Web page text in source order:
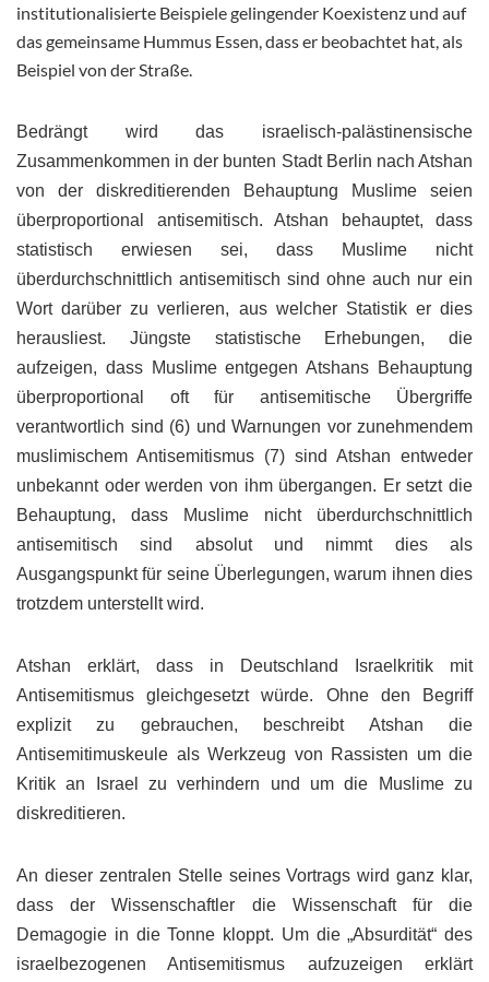
institutionalisierte Beispiele gelingender Koexistenz und auf
das gemeinsame Hummus Essen, dass er beobachtet hat, als
Beispiel von der Straße.
Bedrängt wird das israelisch-palästinensische
Zusammenkommen in der bunten Stadt Berlin nach Atshan
von der diskreditierenden Behauptung Muslime seien
überproportional antisemitisch. Atshan behauptet, dass
statistisch erwiesen sei, dass Muslime nicht
überdurchschnittlich antisemitisch sind ohne auch nur ein
Wort darüber zu verlieren, aus welcher Statistik er dies
herausliest. Jüngste statistische Erhebungen, die
aufzeigen, dass Muslime entgegen Atshans Behauptung
überproportional oft für antisemitische Übergriffe
verantwortlich sind (6) und Warnungen vor zunehmendem
muslimischem Antisemitismus (7) sind Atshan entweder
unbekannt oder werden von ihm übergangen. Er setzt die
Behauptung, dass Muslime nicht überdurchschnittlich
antisemitisch sind absolut und nimmt dies als
Ausgangspunkt für seine Überlegungen, warum ihnen dies
trotzdem unterstellt wird.
Atshan erklärt, dass in Deutschland Israelkritik mit
Antisemitismus gleichgesetzt würde. Ohne den Begriff
explizit zu gebrauchen, beschreibt Atshan die
Antisemitimuskeule als Werkzeug von Rassisten um die
Kritik an Israel zu verhindern und um die Muslime zu
diskreditieren.
An dieser zentralen Stelle seines Vortrags wird ganz klar,
dass der Wissenschaftler die Wissenschaft für die
Demagogie in die Tonne kloppt. Um die „Absurdität“ des
israelbezogenen Antisemitismus aufzuzeigen erklärt